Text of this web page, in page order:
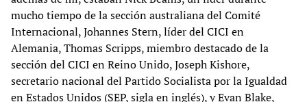
mucho tiempo de la sección australiana del Comité
Internacional, Johannes Stern, líder del CICI en
Alemania, Thomas Scripps, miembro destacado de la
sección del CICI en Reino Unido, Joseph Kishore,
secretario nacional del Partido Socialista por la Igualdad
en Estados Unidos (SEP, sigla en inglés), y Evan Blake,